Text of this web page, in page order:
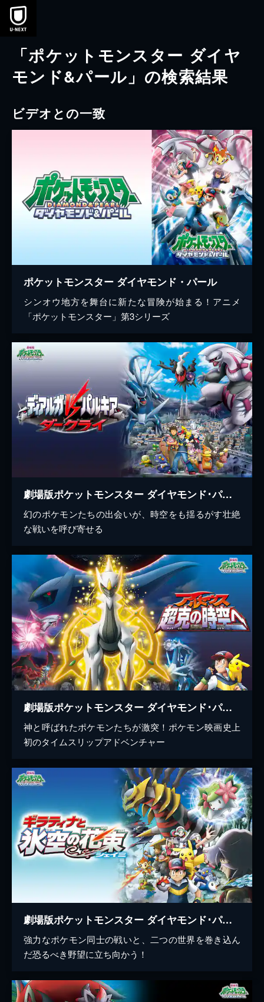
本文へスキップ
「ポケットモンスター ダイヤ
モンド&パール」の検索結果
ビデオとの一致
ポケットモンスター ダイヤモンド・パール
シンオウ地方を舞台に新たな冒険が始まる！アニメ
「ポケットモンスター」第3シリーズ
劇場版ポケットモンスター ダイヤモンド･パール ディアルガＶＳパルキアＶＳダークライ
幻のポケモンたちの出会いが、時空をも揺るがす壮絶
な戦いを呼び寄せる
劇場版ポケットモンスター ダイヤモンド･パール アルセウス 超克の時空へ
神と呼ばれたポケモンたちが激突！ポケモン映画史上
初のタイムスリップアドベンチャー
劇場版ポケットモンスター ダイヤモンド･パール ギラティナと氷空の花束 シェイミ
強力なポケモン同士の戦いと、二つの世界を巻き込ん
だ恐るべき野望に立ち向かう！